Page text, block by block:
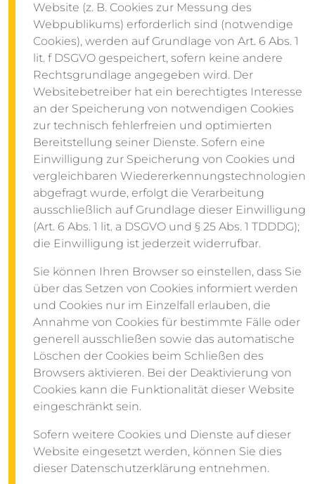
Website (z. B. Cookies zur Messung des
Webpublikums) erforderlich sind (notwendige
Cookies), werden auf Grundlage von Art. 6 Abs. 1
lit. f DSGVO gespeichert, sofern keine andere
Rechtsgrundlage angegeben wird. Der
Websitebetreiber hat ein berechtigtes Interesse
an der Speicherung von notwendigen Cookies
zur technisch fehlerfreien und optimierten
Bereitstellung seiner Dienste. Sofern eine
Einwilligung zur Speicherung von Cookies und
vergleichbaren Wiedererkennungstechnologien
abgefragt wurde, erfolgt die Verarbeitung
ausschließlich auf Grundlage dieser Einwilligung
(Art. 6 Abs. 1 lit. a DSGVO und § 25 Abs. 1 TDDDG);
die Einwilligung ist jederzeit widerrufbar.
Sie können Ihren Browser so einstellen, dass Sie
über das Setzen von Cookies informiert werden
und Cookies nur im Einzelfall erlauben, die
Annahme von Cookies für bestimmte Fälle oder
generell ausschließen sowie das automatische
Löschen der Cookies beim Schließen des
Browsers aktivieren. Bei der Deaktivierung von
Cookies kann die Funktionalität dieser Website
eingeschränkt sein.
Sofern weitere Cookies und Dienste auf dieser
Website eingesetzt werden, können Sie dies
dieser Datenschutzerklärung entnehmen.